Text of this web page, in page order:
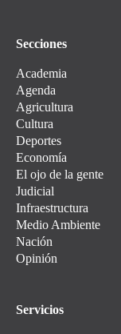
Secciones
Academia
Agenda
Agricultura
Cultura
Deportes
Economía
El ojo de la gente
Judicial
Infraestructura
Medio Ambiente
Nación
Opinión
Servicios